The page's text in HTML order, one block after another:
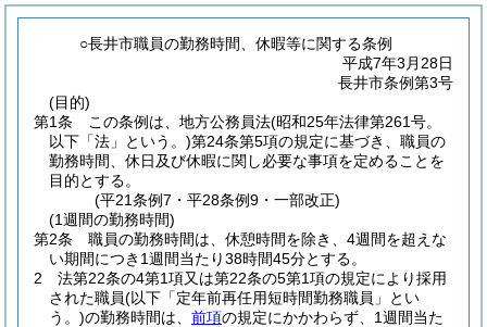
○長井市職員の勤務時間、休暇等に関する条例
平成7年3月28日
長井市条例第3号
(目的)
第1条
この条例は、地方公務員法(昭和25年法律第261号。
以下「法」という。)第24条第5項の規定に基づき、職員の
勤務時間、休日及び休暇に関し必要な事項を定めることを
目的とする。
(平21条例7・平28条例9・一部改正)
(1週間の勤務時間)
第2条
職員の勤務時間は、休憩時間を除き、4週間を超えな
い期間につき1週間当たり38時間45分とする。
2
法第22条の4第1項又は第22条の5第1項の規定により採用
された職員(以下「定年前再任用短時間勤務職員」とい
う。)の勤務時間は、 前項の規定にかかわらず、1週間当た